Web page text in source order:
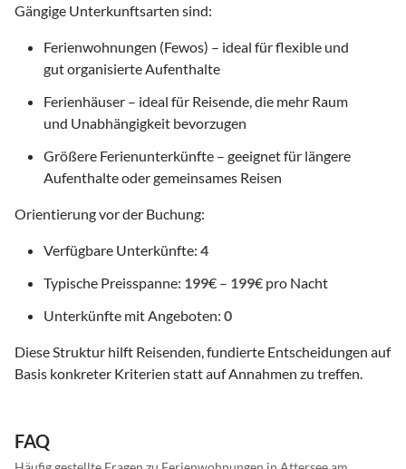
Gängige Unterkunftsarten sind:
Ferienwohnungen (Fewos) – ideal für flexible und
gut organisierte Aufenthalte
Ferienhäuser – ideal für Reisende, die mehr Raum
und Unabhängigkeit bevorzugen
Größere Ferienunterkünfte – geeignet für längere
Aufenthalte oder gemeinsames Reisen
Orientierung vor der Buchung:
Verfügbare Unterkünfte: 4
Typische Preisspanne: 199€ – 199€ pro Nacht
Unterkünfte mit Angeboten: 0
Diese Struktur hilft Reisenden, fundierte Entscheidungen auf
Basis konkreter Kriterien statt auf Annahmen zu treffen.
FAQ